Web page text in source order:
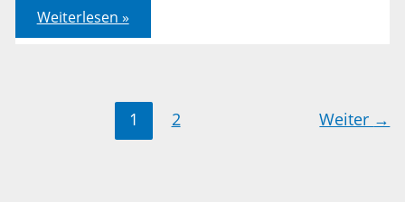
Jahreslosung
2026
–
Weiterlesen »
1 2 Weiter →